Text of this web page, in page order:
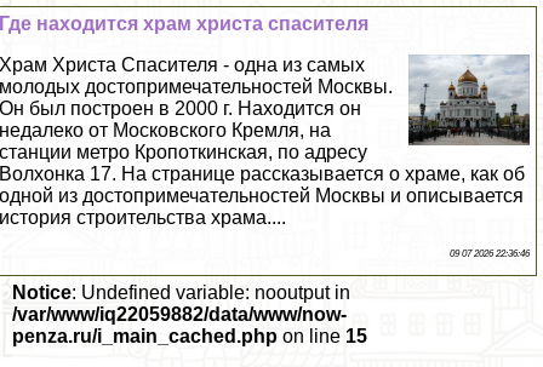
Где находится храм христа спасителя
Храм Христа Спасителя - одна из самых
молодых достопримечательностей Москвы.
Он был построен в 2000 г. Находится он
недалеко от Московского Кремля, на
станции метро Кропоткинская, по адресу
Волхонка 17. На странице рассказывается о храме, как об
одной из достопримечательностей Москвы и описывается
история строительства храма....
09 07 2026 22:36:46
Notice: Undefined variable: nooutput in
/var/www/iq22059882/data/www/now-
penza.ru/i_main_cached.php on line 15